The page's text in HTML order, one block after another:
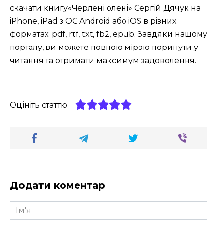
скачати книгу«Черлені олені» Сергій Дячук на
iPhone, iPad з ОС Android або iOS в різних
форматах: pdf, rtf, txt, fb2, epub. Завдяки нашому
порталу, ви можете повною мірою поринути у
читання та отримати максимум задоволення.
Оцініть статтю
Додати коментар
Ім'я
*